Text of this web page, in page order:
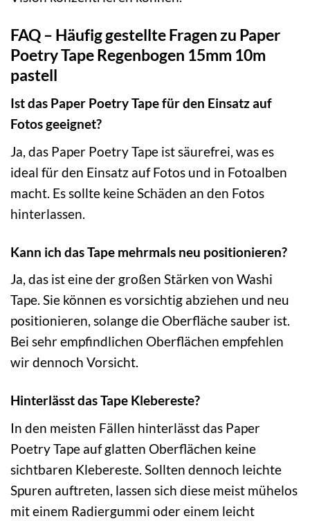
FAQ – Häufig gestellte Fragen zu Paper
Poetry Tape Regenbogen 15mm 10m
pastell
Ist das Paper Poetry Tape für den Einsatz auf
Fotos geeignet?
Ja, das Paper Poetry Tape ist säurefrei, was es
ideal für den Einsatz auf Fotos und in Fotoalben
macht. Es sollte keine Schäden an den Fotos
hinterlassen.
Kann ich das Tape mehrmals neu positionieren?
Ja, das ist eine der großen Stärken von Washi
Tape. Sie können es vorsichtig abziehen und neu
positionieren, solange die Oberfläche sauber ist.
Bei sehr empfindlichen Oberflächen empfehlen
wir dennoch Vorsicht.
Hinterlässt das Tape Klebereste?
In den meisten Fällen hinterlässt das Paper
Poetry Tape auf glatten Oberflächen keine
sichtbaren Klebereste. Sollten dennoch leichte
Spuren auftreten, lassen sich diese meist mühelos
mit einem Radiergummi oder einem leicht